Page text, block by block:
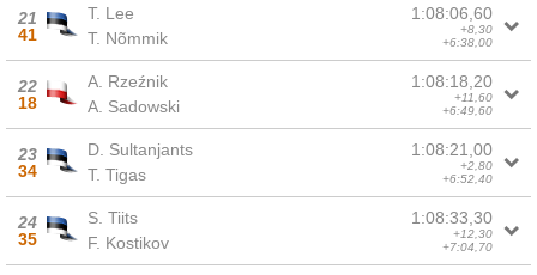
21
41
T. Lee
T. Nõmmik
1:08:06,60
+8,30
+6:38,00
22
18
A. Rzeźnik
A. Sadowski
1:08:18,20
+11,60
+6:49,60
23
34
D. Sultanjants
T. Tigas
1:08:21,00
+2,80
+6:52,40
24
35
S. Tiits
F. Kostikov
1:08:33,30
+12,30
+7:04,70